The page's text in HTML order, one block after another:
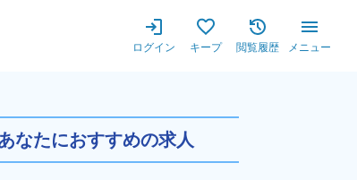
ログイン キープ 閲覧履歴 メニュー
ムでの作業！研修期間
なたにおすすめの求人